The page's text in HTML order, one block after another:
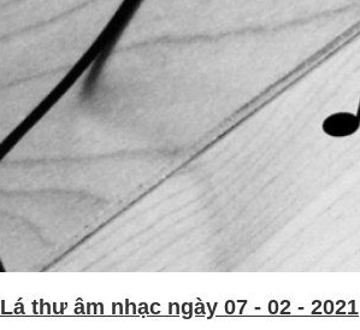
Lá thư âm nhạc ngày 07 - 02 - 2021